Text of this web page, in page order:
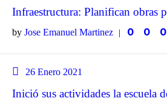
Infraestructura: Planifican obras
by Jose Emanuel Martinez 0 0 0
26 Enero 2021
Inició sus actividades la escuela